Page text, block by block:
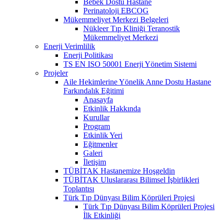
Perinatoloji EBCOG
Mükemmeliyet Merkezi Belgeleri
Nükleer Tıp Kliniği Teranostik
Mükemmeliyet Merkezi
Enerji Verimlilik
Enerji Politikası
TS EN ISO 50001 Enerji Yönetim Sistemi
Projeler
Aile Hekimlerine Yönelik Anne Dostu Hastane
Farkındalık Eğitimi
Anasayfa
Etkinlik Hakkında
Kurullar
Program
Etkinlik Yeri
Eğitmenler
Galeri
İletişim
TÜBİTAK Hastanemize Hoşgeldin
TÜBİTAK Uluslararası Bilimsel İşbirlikleri
Toplantısı
Türk Tıp Dünyası Bilim Köprüleri Projesi
Türk Tıp Dünyası Bilim Köprüleri Projesi
İlk Etkinliği